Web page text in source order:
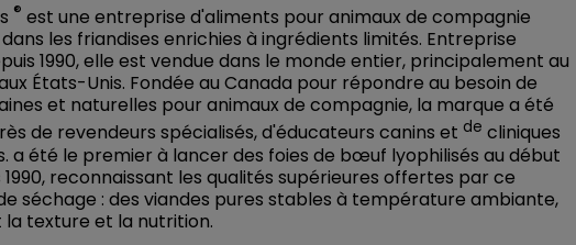
® est une entreprise d'aliments pour animaux de compagnie
les friandises enrichies à ingrédients limités. Entreprise
1990, elle est vendue dans le monde entier, principalement au
États-Unis. Fondée au Canada pour répondre au besoin de
et naturelles pour animaux de compagnie, la marque a été
de revendeurs spécialisés, d'éducateurs canins et de cliniques
a été le premier à lancer des foies de bœuf lyophilisés au début
1990, reconnaissant les qualités supérieures offertes par ce
séchage : des viandes pures stables à température ambiante,
texture et la nutrition.